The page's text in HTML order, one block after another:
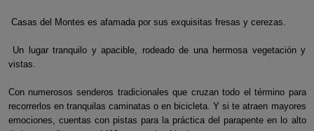
Casas del Montes es afamada por sus exquisitas fresas y cerezas.
Un lugar tranquilo y apacible, rodeado de una hermosa vegetación y
vistas.
Con numerosos senderos tradicionales que cruzan todo el término para
recorrerlos en tranquilas caminatas o en bicicleta. Y si te atraen mayores
emociones, cuentas con pistas para la práctica del parapente en lo alto